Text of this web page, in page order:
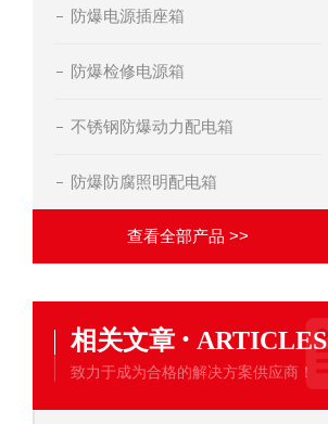
防爆电源插座箱
防爆检修电源箱
不锈钢防爆动力配电箱
防爆防腐照明配电箱
查看全部产品 >>
相关文章 · ARTICLES
致力于成为合格的解决方案供应商！